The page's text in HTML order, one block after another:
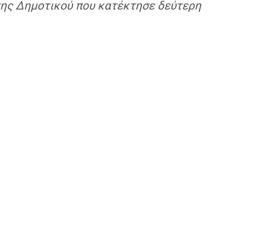
Δημοτικού που κατέκτησε δεύτερη